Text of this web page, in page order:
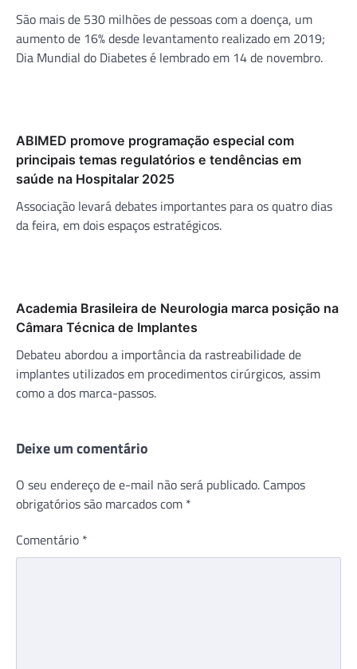
São mais de 530 milhões de pessoas com a doença, um
aumento de 16% desde levantamento realizado em 2019;
Dia Mundial do Diabetes é lembrado em 14 de novembro.
ABIMED promove programação especial com
principais temas regulatórios e tendências em
saúde na Hospitalar 2025
Associação levará debates importantes para os quatro dias
da feira, em dois espaços estratégicos.
Academia Brasileira de Neurologia marca posição na
Câmara Técnica de Implantes
Debateu abordou a importância da rastreabilidade de
implantes utilizados em procedimentos cirúrgicos, assim
como a dos marca-passos.
Deixe um comentário
O seu endereço de e-mail não será publicado. Campos
obrigatórios são marcados com *
Comentário *